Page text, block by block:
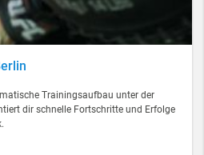
Trainingsaufbau unter der
dir schnelle Fortschritte und Erfolge